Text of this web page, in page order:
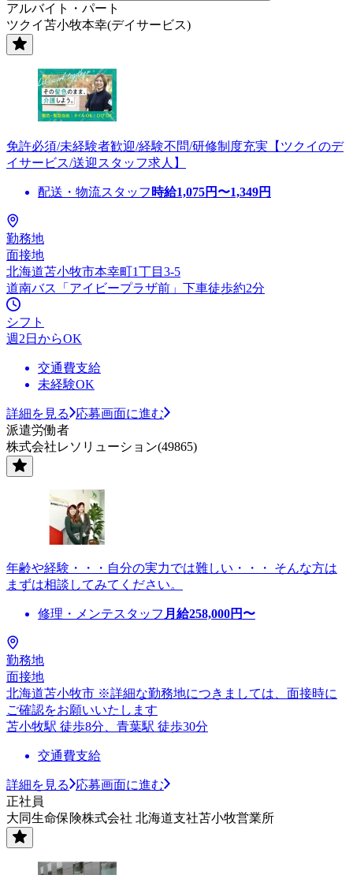
アルバイト・パート
ツクイ苫小牧本幸(デイサービス)
免許必須/未経験者歓迎/経験不問/研修制度充実【ツクイのデ
イサービス/送迎スタッフ求人】
配送・物流スタッフ 時給1,075円〜1,349円
勤務地
面接地
北海道苫小牧市本幸町1丁目3-5
道南バス「アイビープラザ前」下車徒歩約2分
シフト
週2日からOK
交通費支給
未経験OK
詳細を見る
応募画面に進む
派遣労働者
株式会社レソリューション(49865)
年齢や経験・・・自分の実力では難しい・・・ そんな方は
まずは相談してみてください。
修理・メンテスタッフ 月給258,000円〜
勤務地
面接地
北海道苫小牧市 ※詳細な勤務地につきましては、面接時に
ご確認をお願いいたします
苫小牧駅 徒歩8分、青葉駅 徒歩30分
交通費支給
詳細を見る
応募画面に進む
正社員
大同生命保険株式会社 北海道支社苫小牧営業所